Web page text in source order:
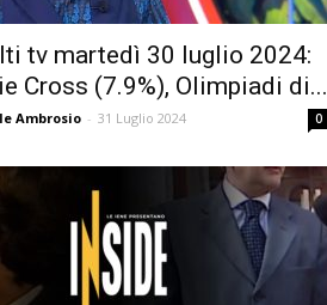
tv martedì 30 luglio 2024:
Cross (7.9%), Olimpiadi di...
Ambrosio - 31 Luglio 2024 0